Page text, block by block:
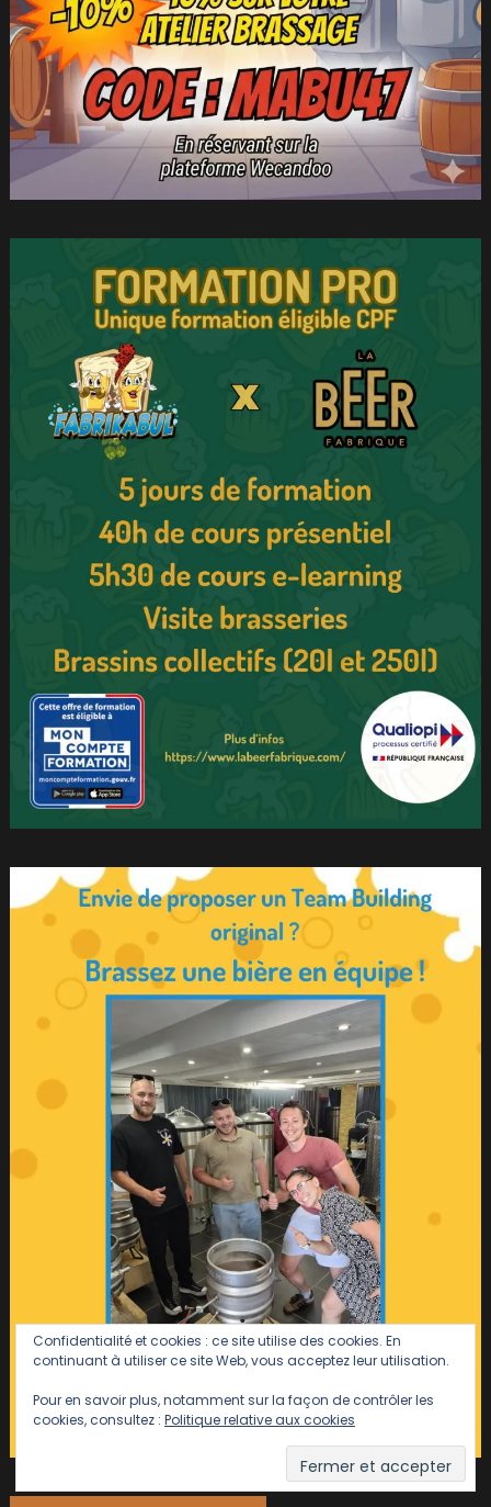
Confidentialité et cookies : ce site utilise des cookies. En
continuant à utiliser ce site Web, vous acceptez leur utilisation.
Pour en savoir plus, notamment sur la façon de contrôler les
cookies, consultez : Politique relative aux cookies